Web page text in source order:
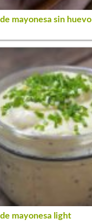
mayonesa sin huevo
mayonesa light